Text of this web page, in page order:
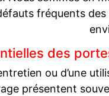
fréquents
des
ou d’une
présentent